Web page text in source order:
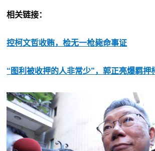
相关链接：
控柯文哲收贿，检无一枪毙命事证
“图利被收押的人非常少”，郭正亮爆羁押